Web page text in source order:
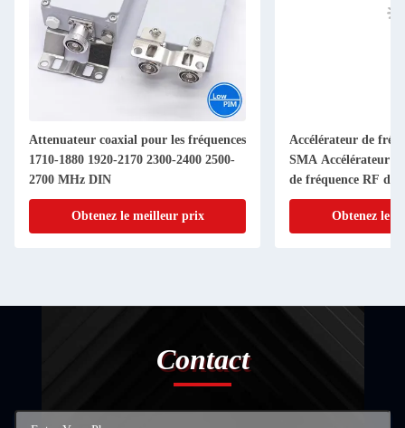
Attenuateur coaxial pour les fréquences
1710-1880 1920-2170 2300-2400 2500-
2700 MHz DIN
Obtenez le meilleur prix
Accélérateur de
SMA Accélérateur
de fréquence RF de
Connecteur 1-40dB
Obtenez le
Contact